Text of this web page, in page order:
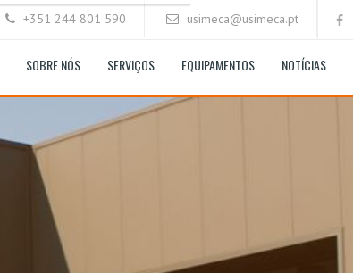
+351 244 801 590 usimeca@usimeca.pt
SOBRE NÓS SERVIÇOS EQUIPAMENTOS NOTÍCIAS